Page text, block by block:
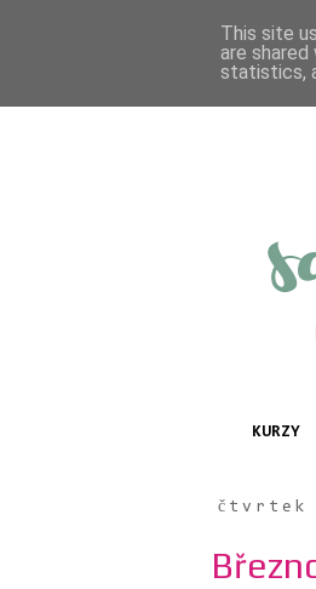
KURZY
čtvrtek
This site
are
statistics,